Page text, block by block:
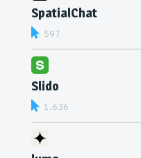
SpatialChat
597
Slido
1.636